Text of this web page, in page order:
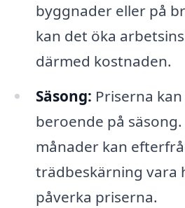
byggnader eller på
kan det öka
därmed kostnaden.
Säsong: Priserna
beroende på
månader kan
trädbeskärning vara
påverka priserna.